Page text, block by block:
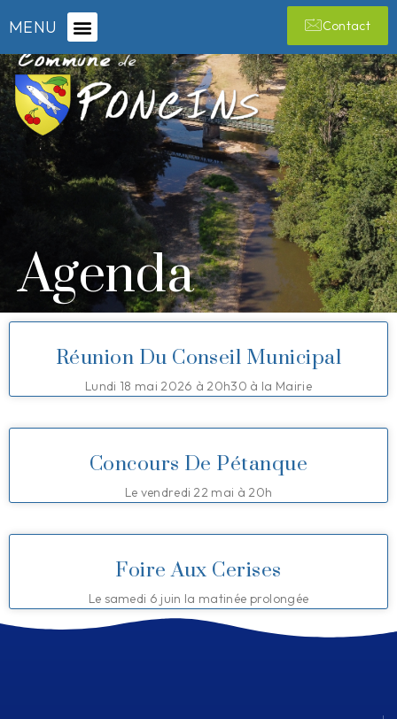
MENU Contact
Agenda
Réunion Du Conseil Municipal
Lundi 18 mai 2026 à 20h30 à la Mairie
Concours De Pétanque
Le vendredi 22 mai à 20h
Foire Aux Cerises
Le samedi 6 juin la matinée prolongée